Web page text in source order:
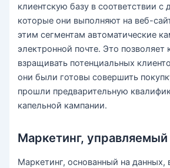
клиентскую базу в соответствии с
которые они выполняют на веб-
этим сегментам автоматические
электронной почте. Это позволяет
взращивать потенциальных
они были готовы совершить
прошли предварительную
капельной кампании.
Маркетинг,
Маркетинг, основанный на данных,